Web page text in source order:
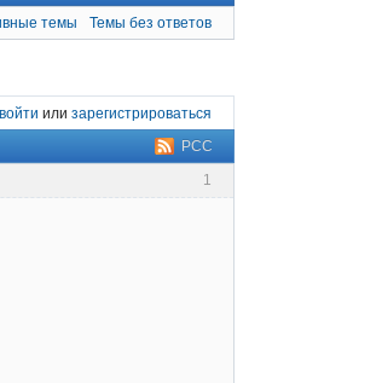
темы Темы без ответов
войти или зарегистрироваться
РСС
1